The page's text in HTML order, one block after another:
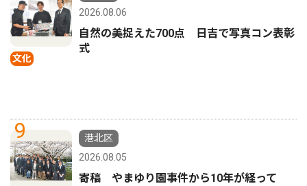
文化
2026.08.06
自然の美捉えた700点 日吉で写真コン表彰
式
9
港北区
2026.08.05
寄稿 やまゆり園事件から10年が経って